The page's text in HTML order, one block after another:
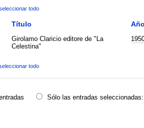
todo
Título Año
Girolamo Claricio editore de "La
Celestina"
todo
Sólo las entradas seleccionadas: